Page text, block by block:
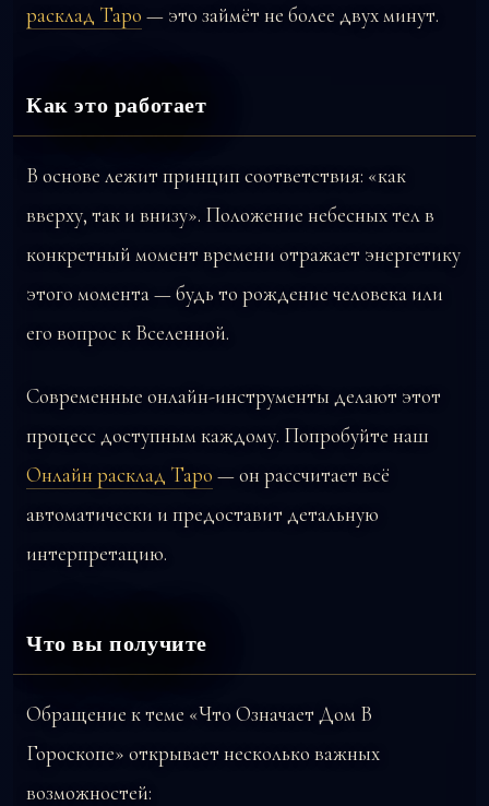
расклад Таро — это займёт не более двух минут.
Как это работает
В основе лежит принцип соответствия: «как
вверху, так и внизу». Положение небесных тел в
конкретный момент времени отражает энергетику
этого момента — будь то рождение человека или
его вопрос к Вселенной.
Современные онлайн-инструменты делают этот
процесс доступным каждому. Попробуйте наш
Онлайн расклад Таро — он рассчитает всё
автоматически и предоставит детальную
интерпретацию.
Что вы получите
Обращение к теме «Что Означает Дом В
Гороскопе» открывает несколько важных
возможностей: